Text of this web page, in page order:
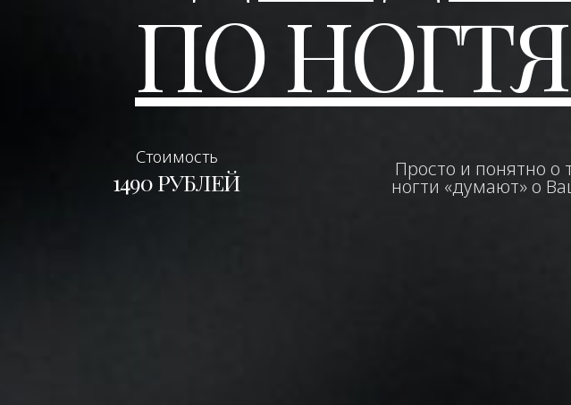
ПО
Просто и понятно о
ногти «думают» о
Стоимость
1490 РУБЛЕЙ